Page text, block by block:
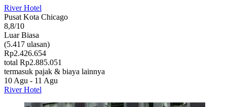
River Hotel
Pusat Kota Chicago
8,8/10
Luar Biasa
(5.417 ulasan)
Rp2.426.654
total Rp2.885.051
termasuk pajak & biaya lainnya
10 Agu - 11 Agu
River Hotel